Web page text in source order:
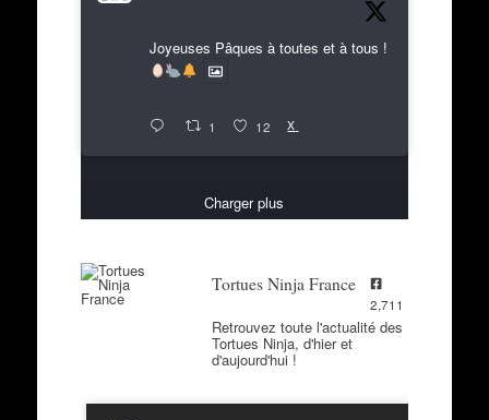
Joyeuses Pâques à toutes et à tous !
1 12 X
Charger plus
Tortues Ninja France
2,711
Retrouvez toute l'actualité des
Tortues Ninja, d'hier et
d'aujourd'hui !